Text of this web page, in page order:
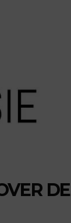
DE